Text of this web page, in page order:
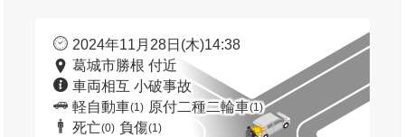
2024年11月28日(木)14:38
葛城市勝根 付近
車両相互 小破事故
軽自動車(1) 原付二種二輪車(1)
死亡(0) 負傷(1)